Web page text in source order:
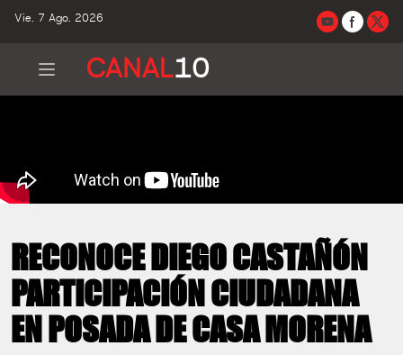
Vie. 7 Ago. 2026
CANAL10
RECONOCE DIEGO CASTAÑÓN
PARTICIPACIÓN CIUDADANA
EN POSADA DE CASA MORENA